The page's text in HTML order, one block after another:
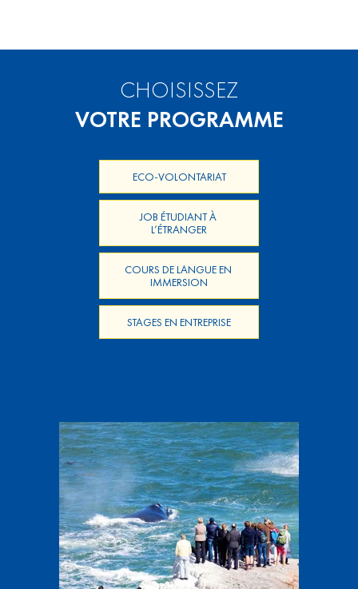
CHOISISSEZ
VOTRE PROGRAMME
ECO-VOLONTARIAT
JOB ÉTUDIANT À
L’ÉTRANGER
COURS DE LANGUE EN
IMMERSION
STAGES EN ENTREPRISE